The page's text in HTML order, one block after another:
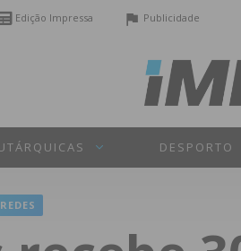
Edição Impressa Publicidade
DESPORTO